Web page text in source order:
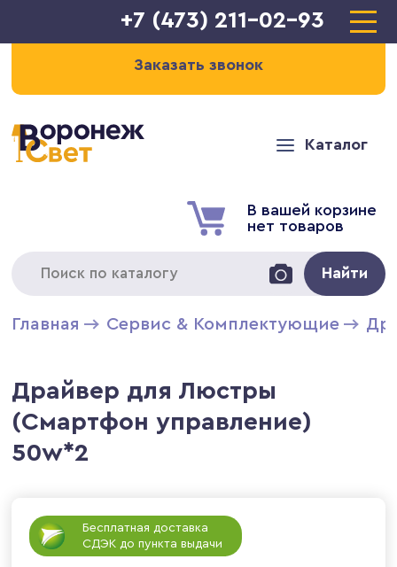
+7 (473) 211-02-93
Заказать звонок
Каталог
В вашей корзине
нет товаров
Найти
Главная Сервис & Комплектующие
Драйвер для Люстры
(Смартфон управление)
50w*2
Бесплатная доставка
СДЭК до пункта выдачи